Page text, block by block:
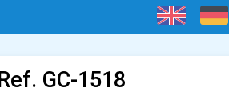
GC-1518